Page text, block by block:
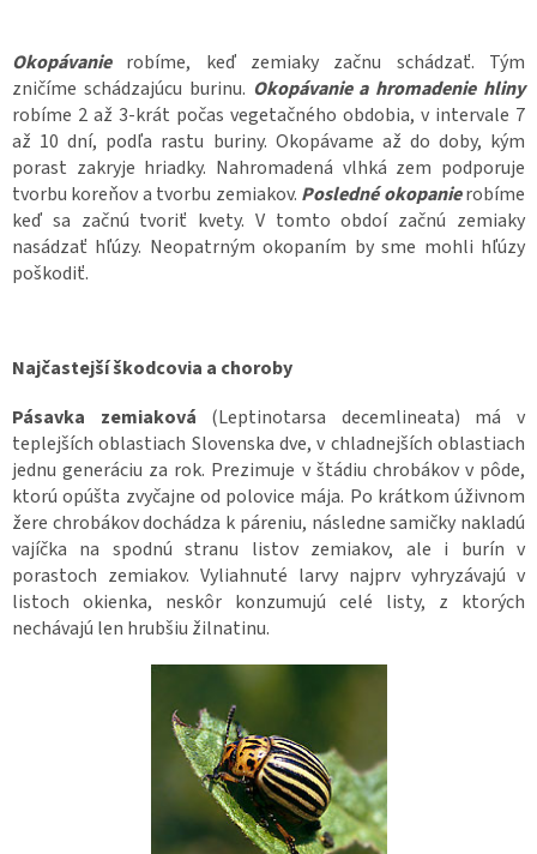
Okopávanie robíme, keď zemiaky začnu schádzať. Tým
zničíme schádzajúcu burinu. Okopávanie a hromadenie hliny
robíme 2 až 3-krát počas vegetačného obdobia, v intervale 7
až 10 dní, podľa rastu buriny. Okopávame až do doby, kým
porast zakryje hriadky. Nahromadená vlhká zem podporuje
tvorbu koreňov a tvorbu zemiakov. Posledné okopanierobíme
keď sa začnú tvoriť kvety. V tomto obdoí začnú zemiaky
nasádzať hľúzy. Neopatrným okopaním by sme mohli hľúzy
poškodiť.
Najčastejší škodcovia a choroby
Pásavka zemiaková (Leptinotarsa decemlineata) má v
teplejších oblastiach Slovenska dve, v chladnejších oblastiach
jednu generáciu za rok. Prezimuje v štádiu chrobákov v pôde,
ktorú opúšta zvyčajne od polovice mája. Po krátkom úživnom
žere chrobákov dochádza k páreniu, následne samičky nakladú
vajíčka na spodnú stranu listov zemiakov, ale i burín v
porastoch zemiakov. Vyliahnuté larvy najprv vyhryzávajú v
listoch okienka, neskôr konzumujú celé listy, z ktorých
nechávajú len hrubšiu žilnatinu.